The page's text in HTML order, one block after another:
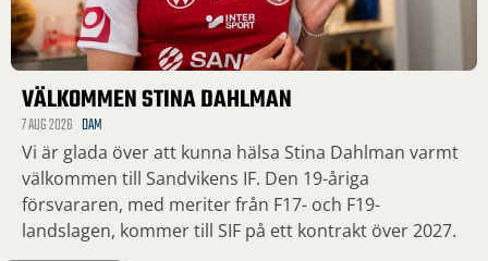
VÄLKOMMEN STINA DAHLMAN
7 AUG 2026 DAM
Vi är glada över att kunna hälsa Stina Dahlman varmt
välkommen till Sandvikens IF. Den 19-åriga
försvararen, med meriter från F17- och F19-
landslagen, kommer till SIF på ett kontrakt över 2027.